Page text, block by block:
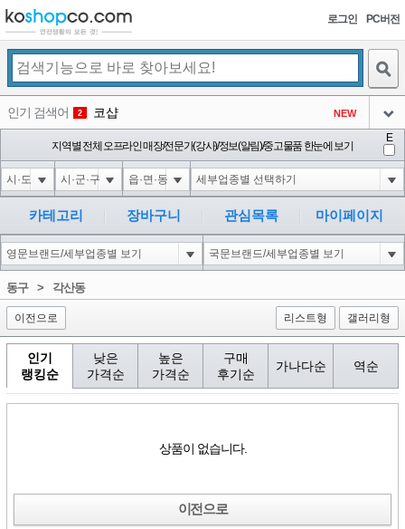
로그인 PC버전
인기 검색어 2 코샵 NEW
3 익스
아이콘
4 1-1); waitfor delay '0:0:15' --
아이콘
5 10'XOR(1*if(now()=sysdate(),sleep(15),0))XOR'Z
아이콘
1
6 1*DBMS_PIPE.RECEIVE_MESSAGE(CHR(99)||CHR(99)||CHR(99),15)
아이콘
1
1
지역별 전체 오프라인 매장/전문가(강사)/정보(알림)/중고물품 한눈에 보기
E
카테고리 장바구니 관심목록 마이페이지
동구> 각산동
이전으로 리스트형 갤러리형
인기
랭킹순
낮은
가격순
높은
가격순
구매
후기순
가나다순 역순
상품이 없습니다.
이전으로